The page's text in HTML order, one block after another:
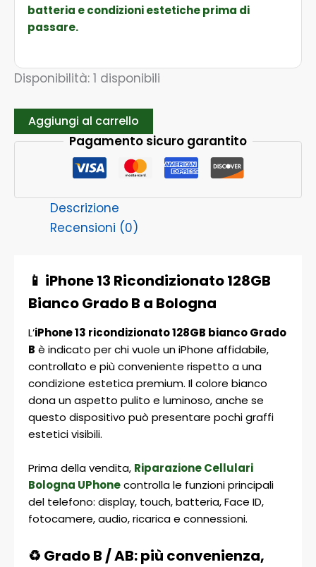
batteria e condizioni estetiche prima di
passare.
Disponibilità: 1 disponibili
Aggiungi al carrello
Pagamento sicuro garantito
Descrizione
Recensioni (0)
📱 iPhone 13 Ricondizionato 128GB
Bianco Grado B a Bologna
L’iPhone 13 ricondizionato 128GB bianco Grado
B è indicato per chi vuole un iPhone affidabile,
controllato e più conveniente rispetto a una
condizione estetica premium. Il colore bianco
dona un aspetto pulito e luminoso, anche se
questo dispositivo può presentare pochi graffi
estetici visibili.
Prima della vendita, Riparazione Cellulari
Bologna UPhonecontrolla le funzioni principali
del telefono: display, touch, batteria, Face ID,
fotocamere, audio, ricarica e connessioni.
♻️ Grado B / AB: più convenienza,